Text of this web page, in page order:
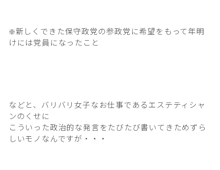
❇️新しくできた保守政党の参政党に希望をもって年明
けには党員になったこと
などと、バリバリ女子なお仕事であるエステティシャ
ンのくせに
こういった政治的な発言をたびたび書いてきためずら
しいモノなんですが・・・